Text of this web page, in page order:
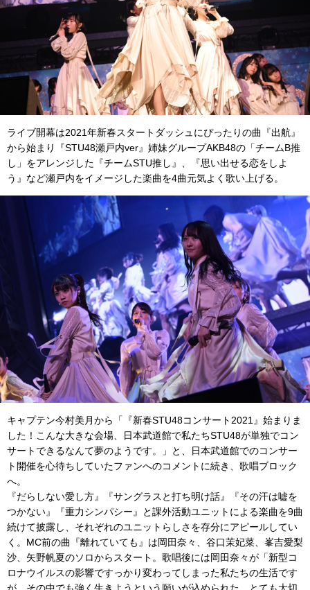
ライブ開幕は2021年新春スタートダッシュにぴったりの曲『出航』
から始まり『STU48瀬戸内ver』姉妹グループAKB48の「チームB推
し」をアレンジした『チームSTU推し』、『思い出せる恋をしよ
う』など瀬戸内をイメージした楽曲を4曲元気よく歌い上げる。
キャプテン今村美月から「『新春STU48コンサート2021』始まりま
した！こんな大きな会場、日本武道館で私たちSTU48が単独でコン
サートできるなんて夢のようです。」と、日本武道館でのコンサー
ト開催を心待ちしていたファンへのコメントに続き、歌唱ブロック
へ。
『だらしない愛し方』『サングラスと打ち明け話』『その汗は嘘を
つかない』『重力シンパシー』と課外活動ユニットによる楽曲を9曲
続けて披露し、それぞれのユニットらしさを存分にアピールしてい
く。MC前の曲『離れていても』は岡田奈々、谷口茉妃菜、峯吉愛梨
沙、矢野帆夏のソロからスタート。歌唱後には岡田奈々が「新型コ
ロナウイルスの影響ですっかり変わってしまった私たちの生活です